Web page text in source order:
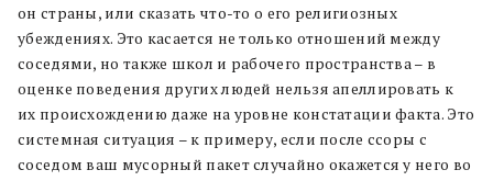
он страны, или сказать что-то о его религиозных
убеждениях. Это касается не только отношений между
соседями, но также школ и рабочего пространства – в
оценке поведения других людей нельзя апеллировать к
их происхождению даже на уровне констатации факта. Это
системная ситуация – к примеру, если после ссоры с
соседом ваш мусорный пакет случайно окажется у него во